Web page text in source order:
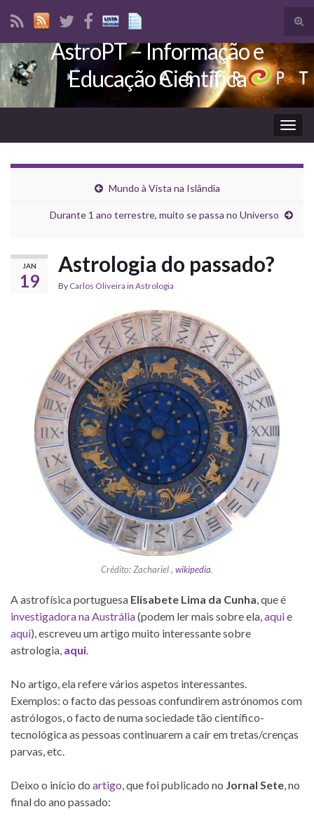
Search for:
AstroPT – Informação e
Educação Científica
Mundo à Vista na Islândia
Durante 1 ano terrestre, muito se passa no Universo
JAN
19
Astrologia do passado?
By Carlos Oliveira in Astrologia
Crédito: Zachariel , wikipedia.
A astrofísica portuguesa Elisabete Lima da Cunha, que é
investigadora na Austrália(podem ler mais sobre ela,aquie
aqui), escreveu um artigo muito interessante sobre
astrologia, aqui.
No artigo, ela refere vários aspetos interessantes.
Exemplos: o facto das pessoas confundirem astrónomos com
astrólogos, o facto de numa sociedade tão científico-
tecnológica as pessoas continuarem a caír em tretas/crenças
parvas, etc.
Deixo o início do artigo, que foi publicado no Jornal Sete, no
final do ano passado: